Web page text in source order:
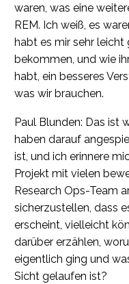
waren, was eine
REM. Ich weiß, es
habt es mir sehr
bekommen, und wie
habt, ein besseres
was wir brauchen.
Paul Blunden: Das ist
haben darauf
ist, und ich erinnere
Projekt mit vielen
Research Ops-Team
sicherzustellen, dass
erscheint, vielleicht
darüber erzählen,
eigentlich ging und
Sicht gelaufen ist?